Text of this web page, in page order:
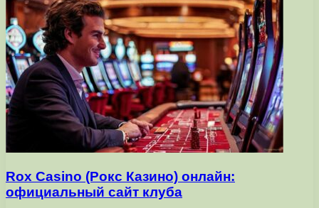
Rox Casino (Рокс Казино) онлайн:
официальный сайт клуба